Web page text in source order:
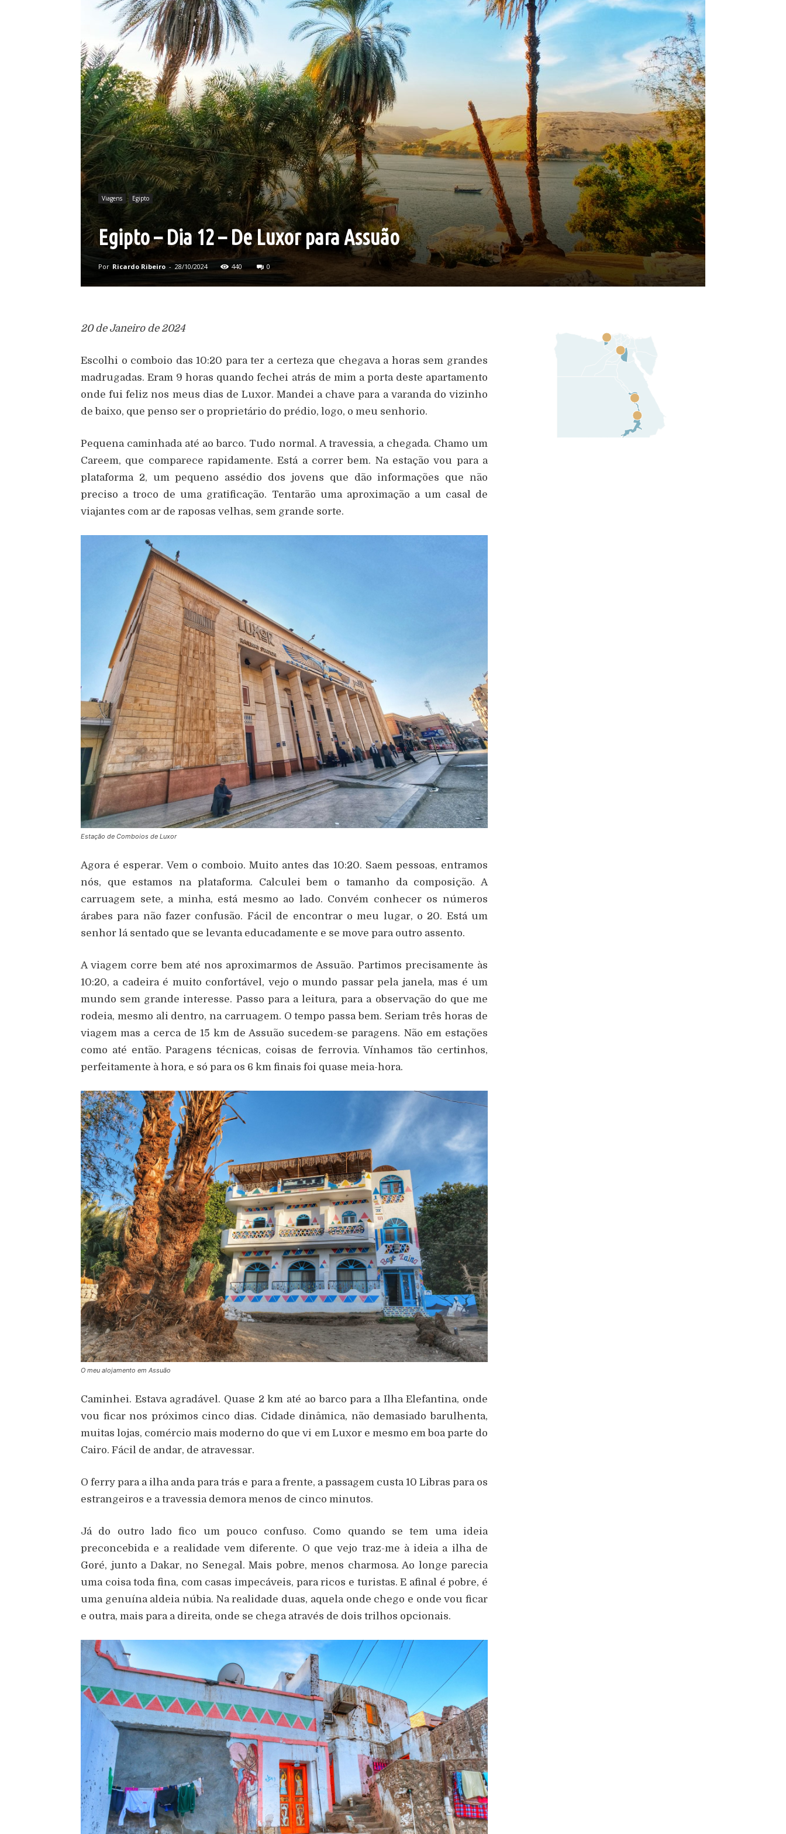
Viagens Egipto
Egipto – Dia 12 – De Luxor para Assuão
Por Ricardo Ribeiro - 28/10/2024 440 0
20 de Janeiro de 2024
Escolhi o comboio das 10:20 para ter a certeza que chegava a horas sem grandes
madrugadas. Eram 9 horas quando fechei atrás de mim a porta deste apartamento
onde fui feliz nos meus dias de Luxor. Mandei a chave para a varanda do vizinho
de baixo, que penso ser o proprietário do prédio, logo, o meu senhorio.
Pequena caminhada até ao barco. Tudo normal. A travessia, a chegada. Chamo um
Careem, que comparece rapidamente. Está a correr bem. Na estação vou para a
plataforma 2, um pequeno assédio dos jovens que dão informações que não
preciso a troco de uma gratificação. Tentarão uma aproximação a um casal de
viajantes com ar de raposas velhas, sem grande sorte.
Estação de Comboios de Luxor
Agora é esperar. Vem o comboio. Muito antes das 10:20. Saem pessoas, entramos
nós, que estamos na plataforma. Calculei bem o tamanho da composição. A
carruagem sete, a minha, está mesmo ao lado. Convém conhecer os números
árabes para não fazer confusão. Fácil de encontrar o meu lugar, o 20. Está um
senhor lá sentado que se levanta educadamente e se move para outro assento.
A viagem corre bem até nos aproximarmos de Assuão. Partimos precisamente às
10:20, a cadeira é muito confortável, vejo o mundo passar pela janela, mas é um
mundo sem grande interesse. Passo para a leitura, para a observação do que me
rodeia, mesmo ali dentro, na carruagem. O tempo passa bem. Seriam três horas de
viagem mas a cerca de 15 km de Assuão sucedem-se paragens. Não em estações
como até então. Paragens técnicas, coisas de ferrovia. Vínhamos tão certinhos,
perfeitamente à hora, e só para os 6 km finais foi quase meia-hora.
O meu alojamento em Assuão
Caminhei. Estava agradável. Quase 2 km até ao barco para a Ilha Elefantina, onde
vou ficar nos próximos cinco dias. Cidade dinâmica, não demasiado barulhenta,
muitas lojas, comércio mais moderno do que vi em Luxor e mesmo em boa parte do
Cairo. Fácil de andar, de atravessar.
O ferry para a ilha anda para trás e para a frente, a passagem custa 10 Libras para os
estrangeiros e a travessia demora menos de cinco minutos.
Já do outro lado fico um pouco confuso. Como quando se tem uma ideia
preconcebida e a realidade vem diferente. O que vejo traz-me à ideia a ilha de
Goré, junto a Dakar, no Senegal. Mais pobre, menos charmosa. Ao longe parecia
uma coisa toda fina, com casas impecáveis, para ricos e turistas. E afinal é pobre, é
uma genuína aldeia núbia. Na realidade duas, aquela onde chego e onde vou ficar
e outra, mais para a direita, onde se chega através de dois trilhos opcionais.